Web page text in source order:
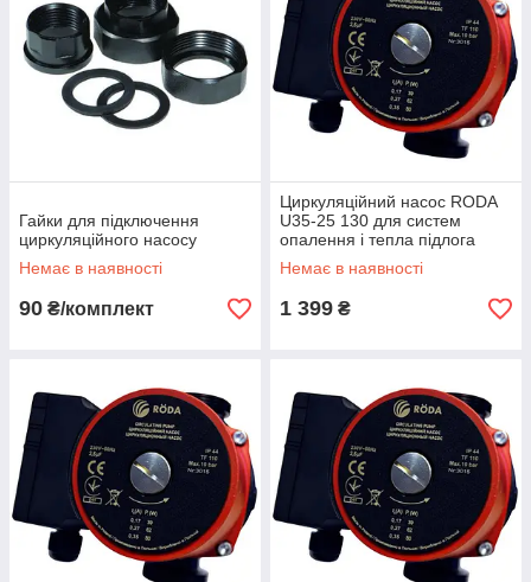
Гайки для підключення
циркуляційного насосу
Немає в наявності
90 ₴/комплект
Циркуляційний насос RODA
U35-25 130 для систем
опалення і тепла підлога
Немає в наявності
1 399 ₴